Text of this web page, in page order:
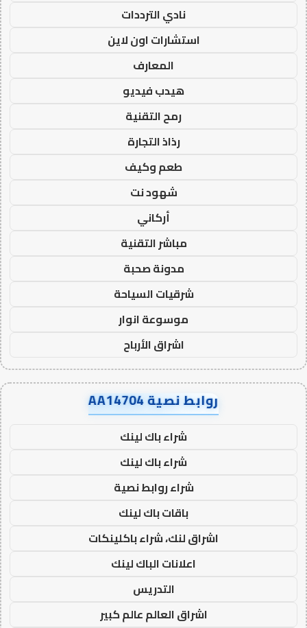
نادي الترددات
استشارات اون لاين
المعارف
هيدب فيديو
رمح التقنية
رذاذ التجارة
طعم وكيف
شهود نت
أركاني
مباشر التقنية
مدونة صحبة
شرقيات السياحة
موسوعة انوار
اشراق الأرباح
روابط نصية AA14704
شراء باك لينك
شراء باك لينك
شراء روابط نصية
باقات باك لينك
اشراق لنك، شراء باكلينكات
اعلانات الباك لينك
التدريس
اشراق العالم عالم كبير